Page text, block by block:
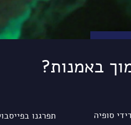
באמנות?
תפרגנו סופיה